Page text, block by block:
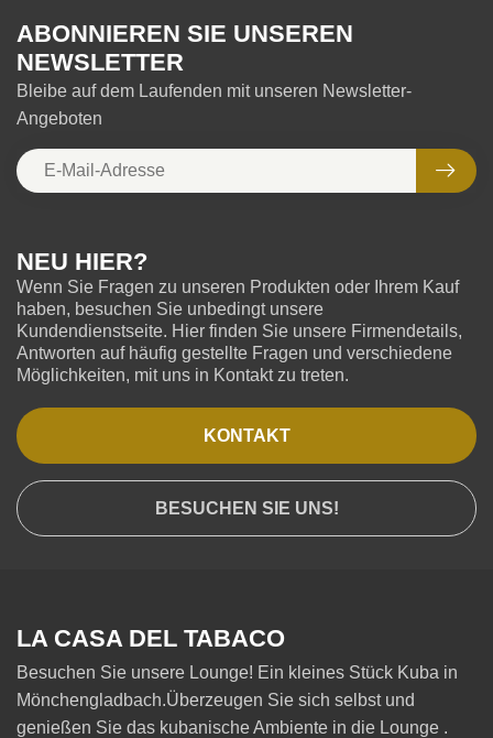
NEU HIER?
Wenn Sie Fragen zu unseren Produkten oder Ihrem Kauf
haben, besuchen Sie unbedingt unsere
Kundendienstseite. Hier finden Sie unsere Firmendetails,
Antworten auf häufig gestellte Fragen und verschiedene
Möglichkeiten, mit uns in Kontakt zu treten.
KONTAKT
BESUCHEN SIE UNS!
ABONNIEREN SIE UNSEREN
NEWSLETTER
Bleibe auf dem Laufenden mit unseren Newsletter-
Angeboten
LA CASA DEL TABACO
Besuchen Sie unsere Lounge! Ein kleines Stück Kuba in
Mönchengladbach.Überzeugen Sie sich selbst und
genießen Sie das kubanische Ambiente in die Lounge .